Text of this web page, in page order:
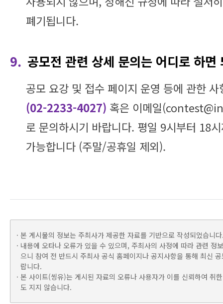
폐기됩니다.
9. 공모전 관련 상세 문의는 어디로 하면
공모 요강 및 접수 페이지 운영 등에 관한
(02-2233-4027) 혹은 이메일
로 문의하시기 바랍니다. 평일 9시부터 18
가능합니다 (주말/공휴일 제외).
본 게시물의 정보는 주최사가 제공한 자료를 기반으로 작성되었습니
내용에 오타나 오류가 있을 수 있으며, 주최사의 사정에 따라 관련 정
으니 참여 전 반드시 주최사 공식 홈페이지나 공지사항을 통해 최신
랍니다.
본 사이트(씽유)는 게시된 자료의 오류나 사용자가 이를 신뢰하여 취
도 지지 않습니다.